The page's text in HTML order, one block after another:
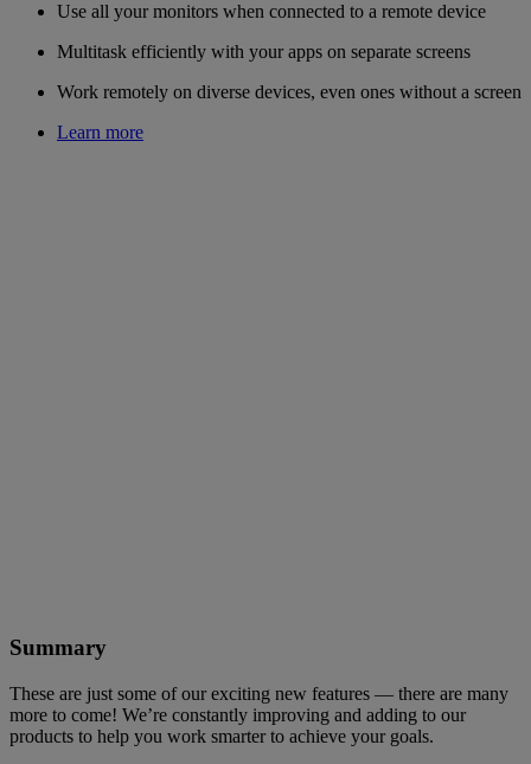
Use all your monitors when connected to a remote device
Multitask efficiently with your apps on separate screens
Work remotely on diverse devices, even ones without a screen
Learn more
Summary
These are just some of our exciting new features — there are many
more to come! We’re constantly improving and adding to our
products to help you work smarter to achieve your goals.